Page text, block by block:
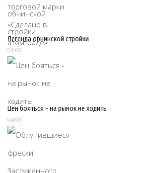
Легенда обнинской стройки
04/08
Цен бояться - на рынок не ходить
04/08